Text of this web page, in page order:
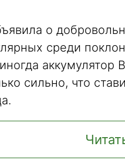
о
среди
аккумулятор
сильно, что